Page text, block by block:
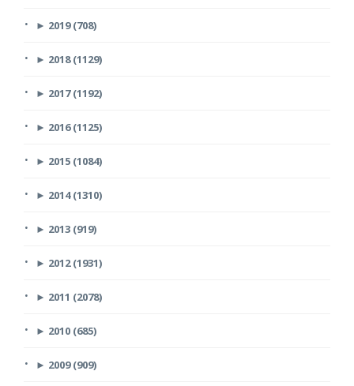
► 2019 (708)
► 2018 (1129)
► 2017 (1192)
► 2016 (1125)
► 2015 (1084)
► 2014 (1310)
► 2013 (919)
► 2012 (1931)
► 2011 (2078)
► 2010 (685)
► 2009 (909)